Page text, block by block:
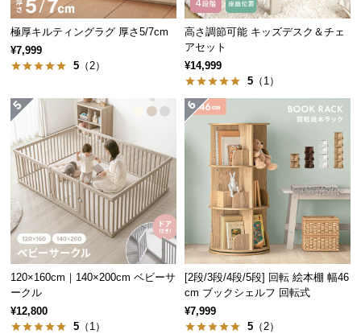
送
に
つ
い
梱
設
置
サ
ス
に
つ
い
て
極厚キルティングラグ 厚さ5/7cm
¥7,999
5 （2）
高さ調節可能 キッズデスク＆チェ
アセット
¥14,999
5 （1）
120×160cm｜140×200cm ベビーサ
ークル
¥12,800
5 （1）
[2段/3段/4段/5段] 回転 絵本棚 幅46
cm ブックシェルフ 回転式
¥7,999
5 （2）